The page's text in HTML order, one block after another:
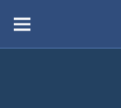
вмістуМеню